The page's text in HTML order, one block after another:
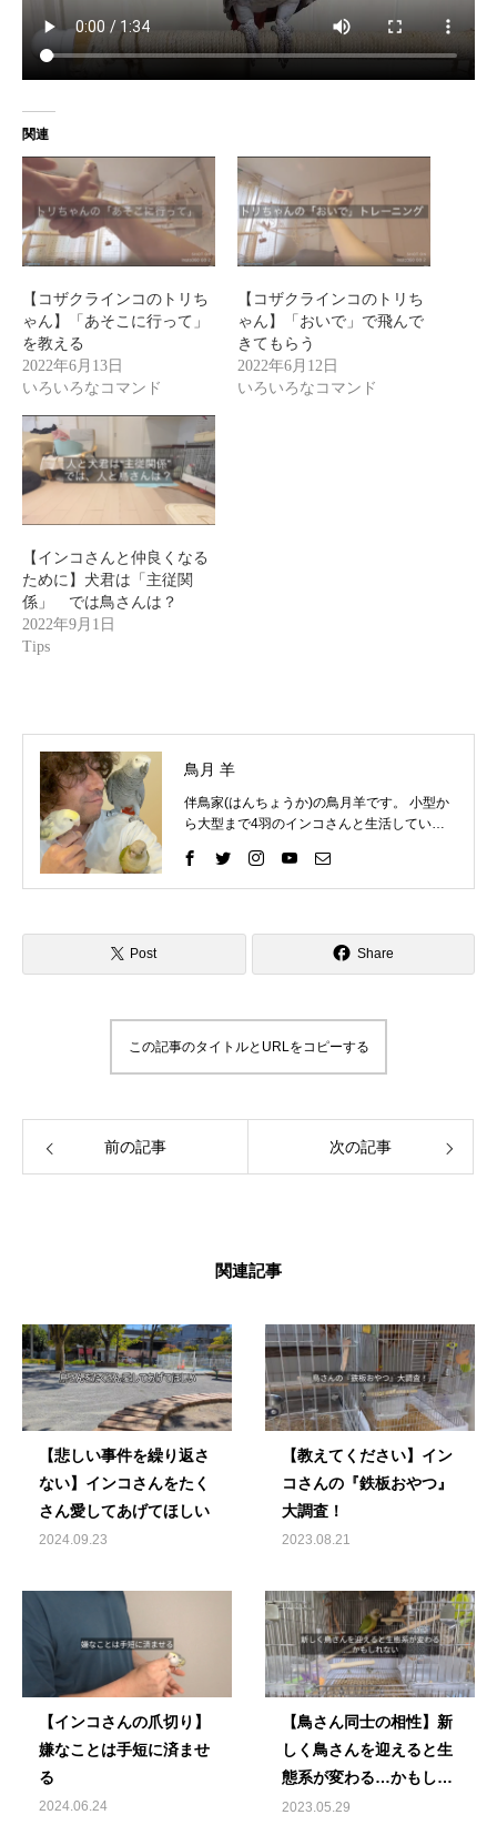
関連
【コザクラインコのトリち
ゃん】「あそこに行って」
を教える
2022年6月13日
いろいろなコマンド
【コザクラインコのトリち
ゃん】「おいで」で飛んで
きてもらう
2022年6月12日
いろいろなコマンド
【インコさんと仲良くなる
ために】犬君は「主従関
係」 では鳥さんは？
2022年9月1日
Tips
鳥月 羊
伴鳥家(はんちょうか)の鳥月羊です。 小型か
ら大型まで4羽のインコさんと生活していま
困りごとを経験してきました。 そしてそれを
いろいろな方法で解決して、今ではインコさ
インコライフをさらに楽しいものにしたい。
インコさんと「生涯の相棒」と呼べるような
に、生きていく」 生涯の相棒インコと寄り添
える生活を愛鳥家さんと一緒にデザインして
Post Share
この記事のタイトルとURLをコピーする
前の記事 次の記事
関連記事
【悲しい事件を繰り返さ
ない】インコさんをたく
さん愛してあげてほしい
2024.09.23
【教えてください】イン
コさんの『鉄板おやつ』
大調査！
2023.08.21
【インコさんの爪切り】
嫌なことは手短に済ませ
る
2024.06.24
【鳥さん同士の相性】新
しく鳥さんを迎えると生
態系が変わる…かもしれ
ない
2023.05.29